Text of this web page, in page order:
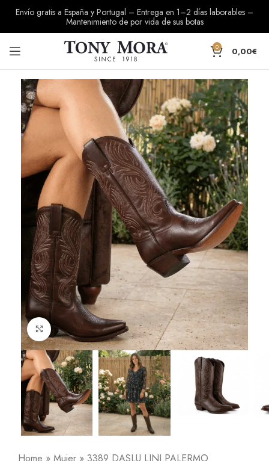
Envío gratis a España y Portugal – Entrega en 1–2 días laborables –
Mantenimiento de por vida de sus botas
0 0,00€
Click to enlarge